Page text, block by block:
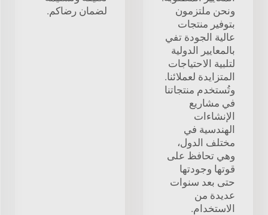
ونحن ملتزمون
بتوفير منتجات
عالية الجودة تفي
بالمعايير الدولية
لتلبية الاحتياجات
المتزايدة لعملائنا.
وتُستخدم منتجاتنا
في مشاريع
الإنشاءات
الهندسية في
مختلف الدول،
وهي تحافظ على
قوتها وجودتها
حتى بعد سنوات
عديدة من
الاستخدام.
لضمان رضاكم.